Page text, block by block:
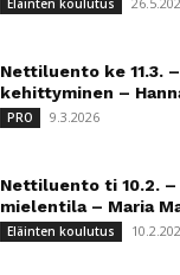
Nettiluento ke 11.3.
kehittyminen –
PRO 9.3.2026
Nettiluento ti 10.2. –
mielentila – Maria
Eläinten koulutus